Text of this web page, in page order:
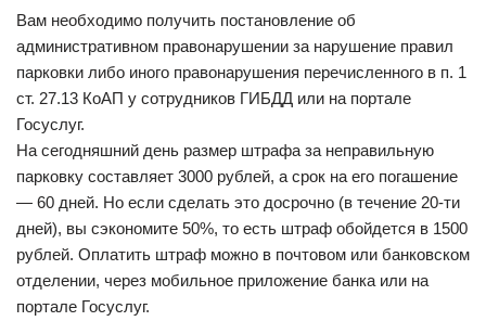
Вам необходимо получить постановление об
административном правонарушении за нарушение правил
парковки либо иного правонарушения перечисленного в п. 1
ст. 27.13 КоАП у сотрудников ГИБДД или на портале
Госуслуг.
На сегодняшний день размер штрафа за неправильную
парковку составляет 3000 рублей, а срок на его погашение
— 60 дней. Но если сделать это досрочно (в течение 20-ти
дней), вы сэкономите 50%, то есть штраф обойдется в 1500
рублей. Оплатить штраф можно в почтовом или банковском
отделении, через мобильное приложение банка или на
портале Госуслуг.